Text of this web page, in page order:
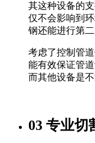
其这种设备的
仅不会影响到
钢还能进行第二
考虑了控制管
能有效保证管
而其他设备是
03 专业切